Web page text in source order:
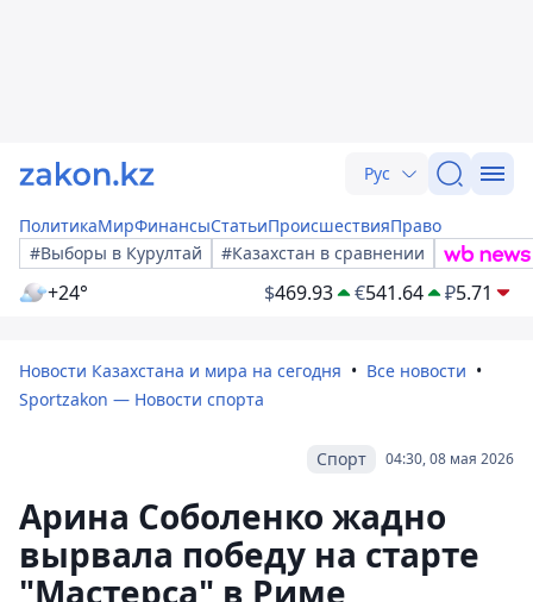
Рус
ПолитикаМирФинансыСтатьиПроисшествияПраво
#Выборы в Курултай
#Казахстан в сравнении
+24° $469.93 €541.64 ₽5.71
Новости Казахстана и мира на сегодня
Все новости
Sportzakon — Новости спорта
04:30, 08 мая 2026
Спорт
Арина Соболенко жадно
вырвала победу на старте
"Мастерса" в Риме